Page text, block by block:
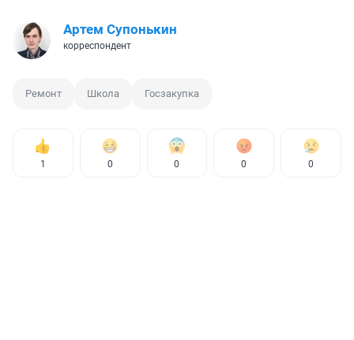
Артем Супонькин
корреспондент
Ремонт Школа Госзакупка
1 0 0 0 0